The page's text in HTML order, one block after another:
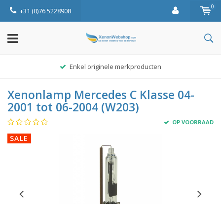
+31 (0)76 5228908 0
Enkel originele merkproducten
Xenonlamp Mercedes C Klasse 04-
2001 tot 06-2004 (W203)
OP VOORRAAD
SALE